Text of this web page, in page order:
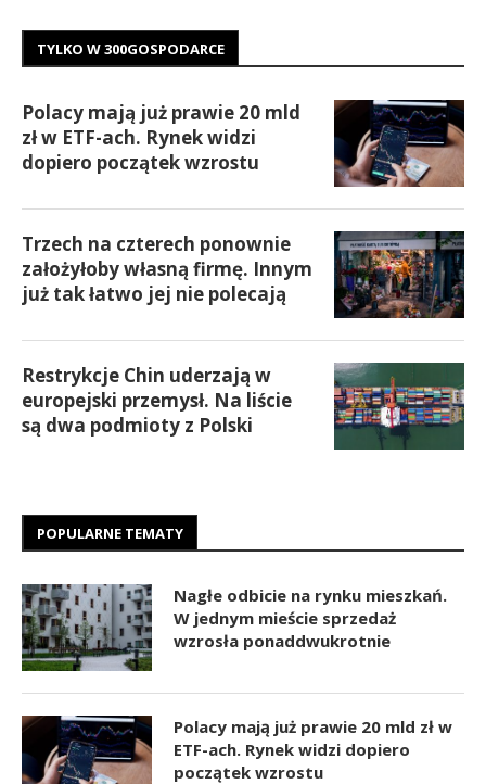
TYLKO W 300GOSPODARCE
Polacy mają już prawie 20 mld
zł w ETF-ach. Rynek widzi
dopiero początek wzrostu
Trzech na czterech ponownie
założyłoby własną firmę. Innym
już tak łatwo jej nie polecają
Restrykcje Chin uderzają w
europejski przemysł. Na liście
są dwa podmioty z Polski
POPULARNE TEMATY
Nagłe odbicie na rynku mieszkań.
W jednym mieście sprzedaż
wzrosła ponaddwukrotnie
Polacy mają już prawie 20 mld zł w
ETF-ach. Rynek widzi dopiero
początek wzrostu